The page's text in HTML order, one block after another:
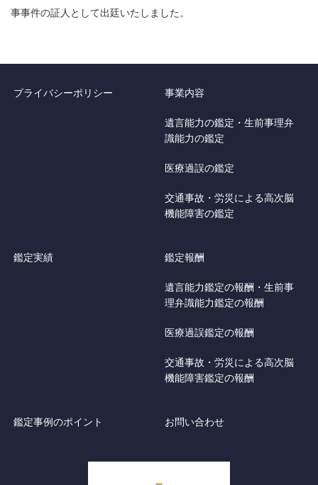
事事件の証人として出廷いたしました。
プライバシーポリシー 事業内容
遺言能力の鑑定・生前事理弁
識能力の鑑定
医療過誤の鑑定
交通事故・労災による高次脳
機能障害の鑑定
鑑定実績 鑑定報酬
遺言能力鑑定の報酬・生前事
理弁識能力鑑定の報酬
医療過誤鑑定の報酬
交通事故・労災による高次脳
機能障害鑑定の報酬
鑑定事例のポイント お問い合わせ